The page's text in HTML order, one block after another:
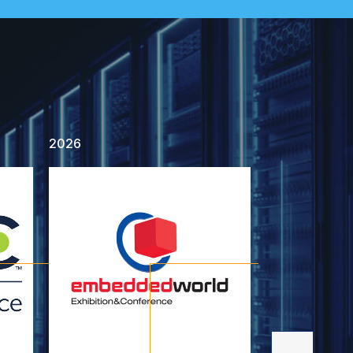
2025
RSA Conference2025
日期： 2025.04.28 ~ 2025.05.01
地點： Moscone Center @San
Francisco, California
攤位號碼： 4505
2025
日期：
地點：
Exhibition
攤位號碼：